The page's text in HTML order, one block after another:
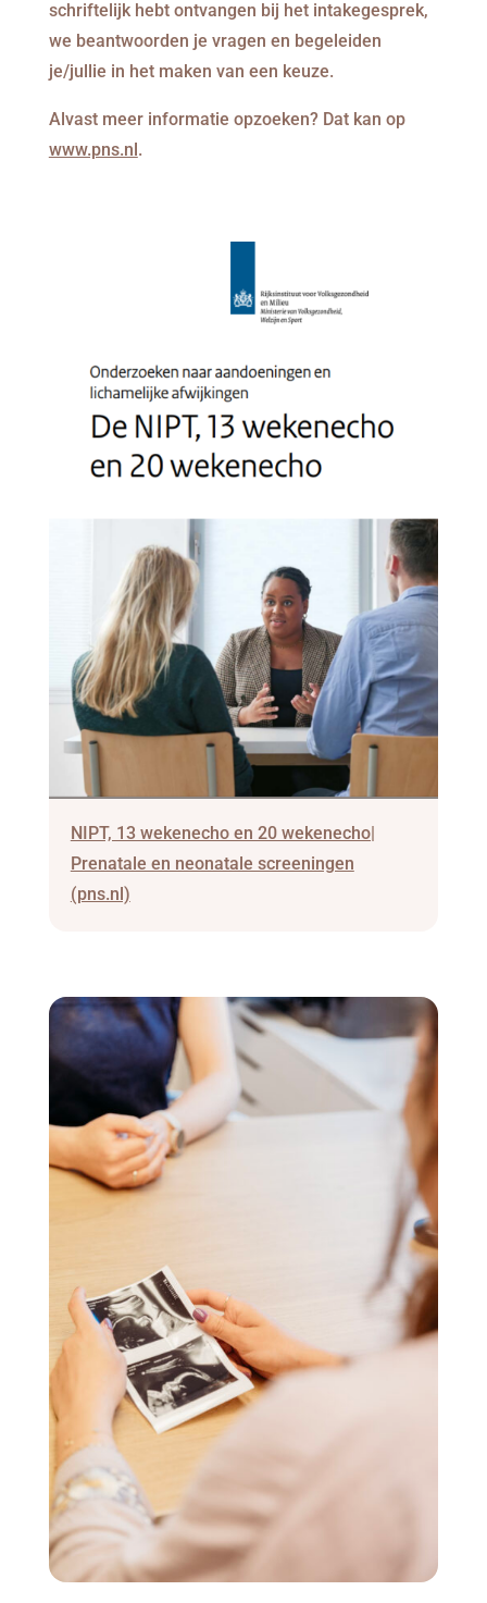
schriftelijk hebt ontvangen bij het intakegesprek,
we beantwoorden je vragen en begeleiden
je/jullie in het maken van een keuze.
Alvast meer informatie opzoeken? Dat kan op
www.pns.nl.
NIPT, 13 wekenecho en 20 wekenecho|
Prenatale en neonatale screeningen
(pns.nl)